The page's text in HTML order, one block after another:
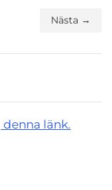
Nästa →
denna länk.